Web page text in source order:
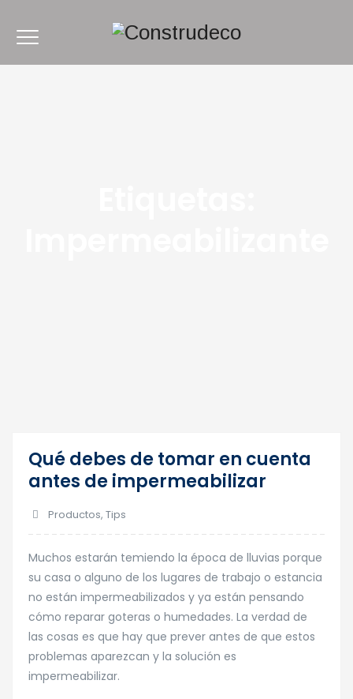
26
Qué debes de tomar en cuenta
antes de impermeabilizar
Productos,Tips
Muchos estarán temiendo la época de lluvias porque
su casa o alguno de los lugares de trabajo o estancia
no están impermeabilizados y ya están pensando
cómo reparar goteras o humedades. La verdad de
las cosas es que hay que prever antes de que estos
problemas aparezcan y la solución es
impermeabilizar.